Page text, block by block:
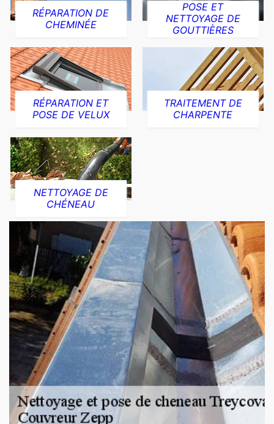
RÉPARATION DE
CHEMINÉE
POSE ET
NETTOYAGE DE
GOUTTIÈRES
RÉPARATION ET
POSE DE VELUX
TRAITEMENT DE
CHARPENTE
NETTOYAGE DE
CHÉNEAU